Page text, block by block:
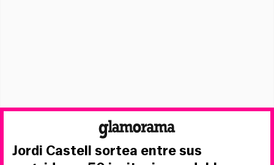
Jordi Castell sortea entre sus